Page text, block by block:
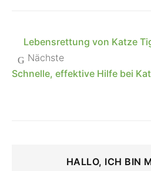
Lebensrettung von Katze
Nächste
Schnelle, effektive Hilfe bei
HALLO, ICH BIN